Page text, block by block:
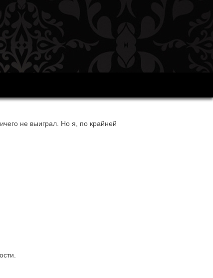
не выиграл. Но я, по крайней